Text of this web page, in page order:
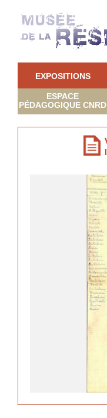
EXPOSITIONS
ESPACE
PÉDAGOGIQUE CNRD